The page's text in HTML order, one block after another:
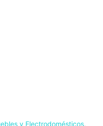
y Electrodomésticos,